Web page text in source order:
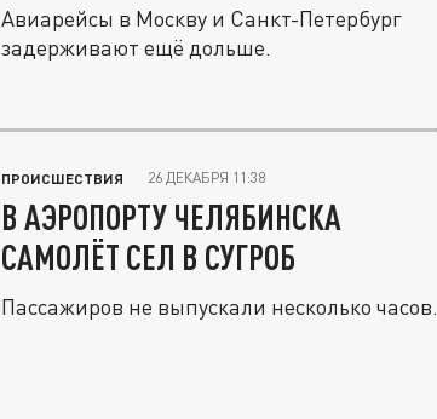
Авиарейсы в Москву и Санкт-Петербург
задерживают ещё дольше.
ПРОИСШЕСТВИЯ 26 ДЕКАБРЯ 11:38
В АЭРОПОРТУ ЧЕЛЯБИНСКА
САМОЛЁТ СЕЛ В СУГРОБ
Пассажиров не выпускали несколько часов.